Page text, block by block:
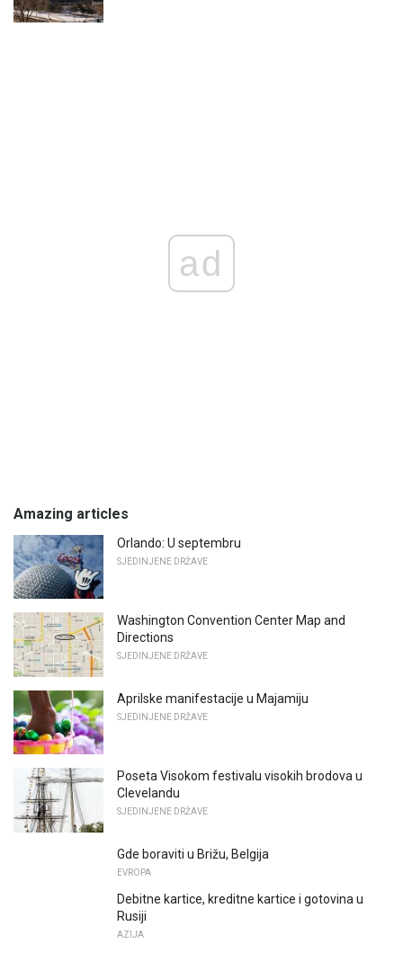
ad
Amazing articles
Orlando: U septembru
SJEDINJENE DRŽAVE
Washington Convention Center Map and
Directions
SJEDINJENE DRŽAVE
Aprilske manifestacije u Majamiju
SJEDINJENE DRŽAVE
Poseta Visokom festivalu visokih brodova u
Clevelandu
SJEDINJENE DRŽAVE
Gde boraviti u Brižu, Belgija
EVROPA
Debitne kartice, kreditne kartice i gotovina u
Rusiji
AZIJA